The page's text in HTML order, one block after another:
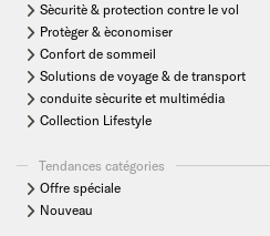
Sècuritè & protection contre le vol
Protèger & èconomiser
Confort de sommeil
Solutions de voyage & de transport
conduite sècurite et multimédia
Collection Lifestyle
Tendances catégories
Offre spéciale
Nouveau